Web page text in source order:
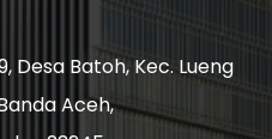
Desa Batoh, Kec. Lueng
Aceh,